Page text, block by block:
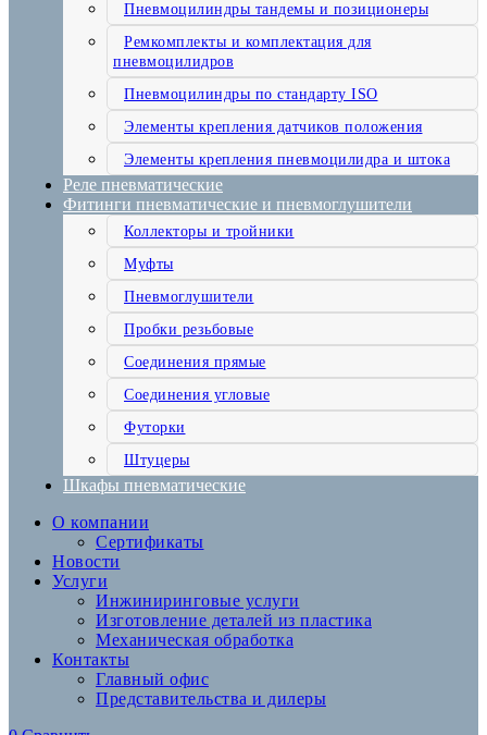
Пневмоцилиндры тандемы и позиционеры
Ремкомплекты и комплектация для
пневмоцилидров
Пневмоцилиндры по стандарту ISO
Элементы крепления датчиков положения
Элементы крепления пневмоцилидра и штока
Реле пневматические
Фитинги пневматические и пневмоглушители
Коллекторы и тройники
Муфты
Пневмоглушители
Пробки резьбовые
Соединения прямые
Соединения угловые
Футорки
Штуцеры
Шкафы пневматические
О компании
Сертификаты
Новости
Услуги
Инжиниринговые услуги
Изготовление деталей из пластика
Механическая обработка
Контакты
Главный офис
Представительства и дилеры